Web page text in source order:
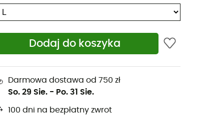
Dodaj do koszyka
Darmowa dostawa od 750 zł
So. 29 Sie. - Po. 31 Sie.
100 dni na bezpłatny zwrot